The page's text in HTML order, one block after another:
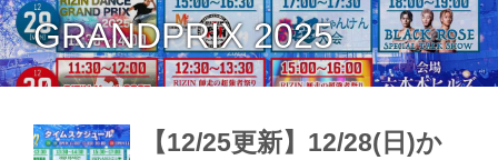
GRANDPRIX 2025
【12/25更新】12/28(日)か